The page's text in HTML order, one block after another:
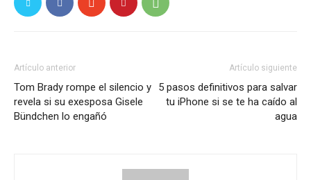
Artículo anterior
Tom Brady rompe el silencio y
revela si su exesposa Gisele
Bündchen lo engañó
Artículo siguiente
5 pasos definitivos para salvar
tu iPhone si se te ha caído al
agua